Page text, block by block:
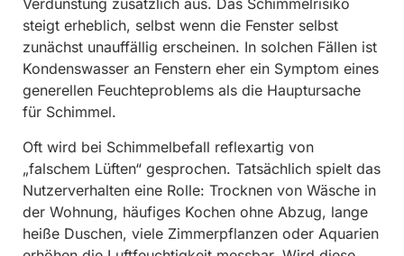
Verdunstung zusätzlich aus. Das Schimmelrisiko
steigt erheblich, selbst wenn die Fenster selbst
zunächst unauffällig erscheinen. In solchen Fällen ist
Kondenswasser an Fenstern eher ein Symptom eines
generellen Feuchteproblems als die Hauptursache
für Schimmel.
Oft wird bei Schimmelbefall reflexartig von
„falschem Lüften“ gesprochen. Tatsächlich spielt das
Nutzerverhalten eine Rolle: Trocknen von Wäsche in
der Wohnung, häufiges Kochen ohne Abzug, lange
heiße Duschen, viele Zimmerpflanzen oder Aquarien